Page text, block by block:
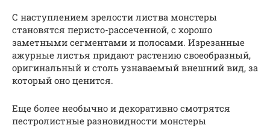
С наступлением зрелости листва монстеры
становятся перисто-рассеченной, с хорошо
заметными сегментами и полосами. Изрезанные
ажурные листья придают растению своеобразный,
оригинальный и столь узнаваемый внешний вид, за
который оно ценится.
Еще более необычно и декоративно смотрятся
пестролистные разновидности монстеры